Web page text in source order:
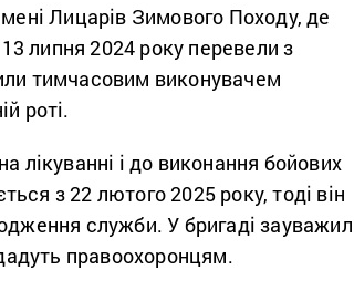
Лицарів Зимового Походу, де
липня 2024 року перевели з
тимчасовим виконувачем
роті.
лікуванні і до виконання бойових
з 22 лютого 2025 року, тоді він
служби. У бригаді
правоохоронцям.